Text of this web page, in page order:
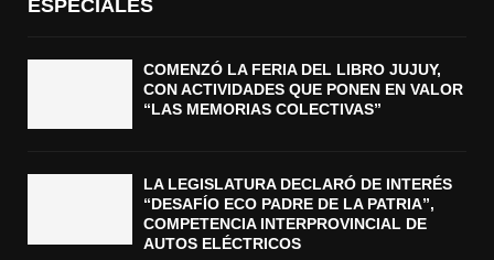
ESPECIALES
COMENZÓ LA FERIA DEL LIBRO JUJUY,
CON ACTIVIDADES QUE PONEN EN VALOR
“LAS MEMORIAS COLECTIVAS”
LA LEGISLATURA DECLARÓ DE INTERÉS
“DESAFÍO ECO PADRE DE LA PATRIA”,
COMPETENCIA INTERPROVINCIAL DE
AUTOS ELÉCTRICOS